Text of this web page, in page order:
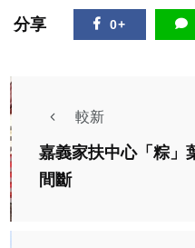
分享 0+
較新
嘉義家扶中心「粽」
間斷